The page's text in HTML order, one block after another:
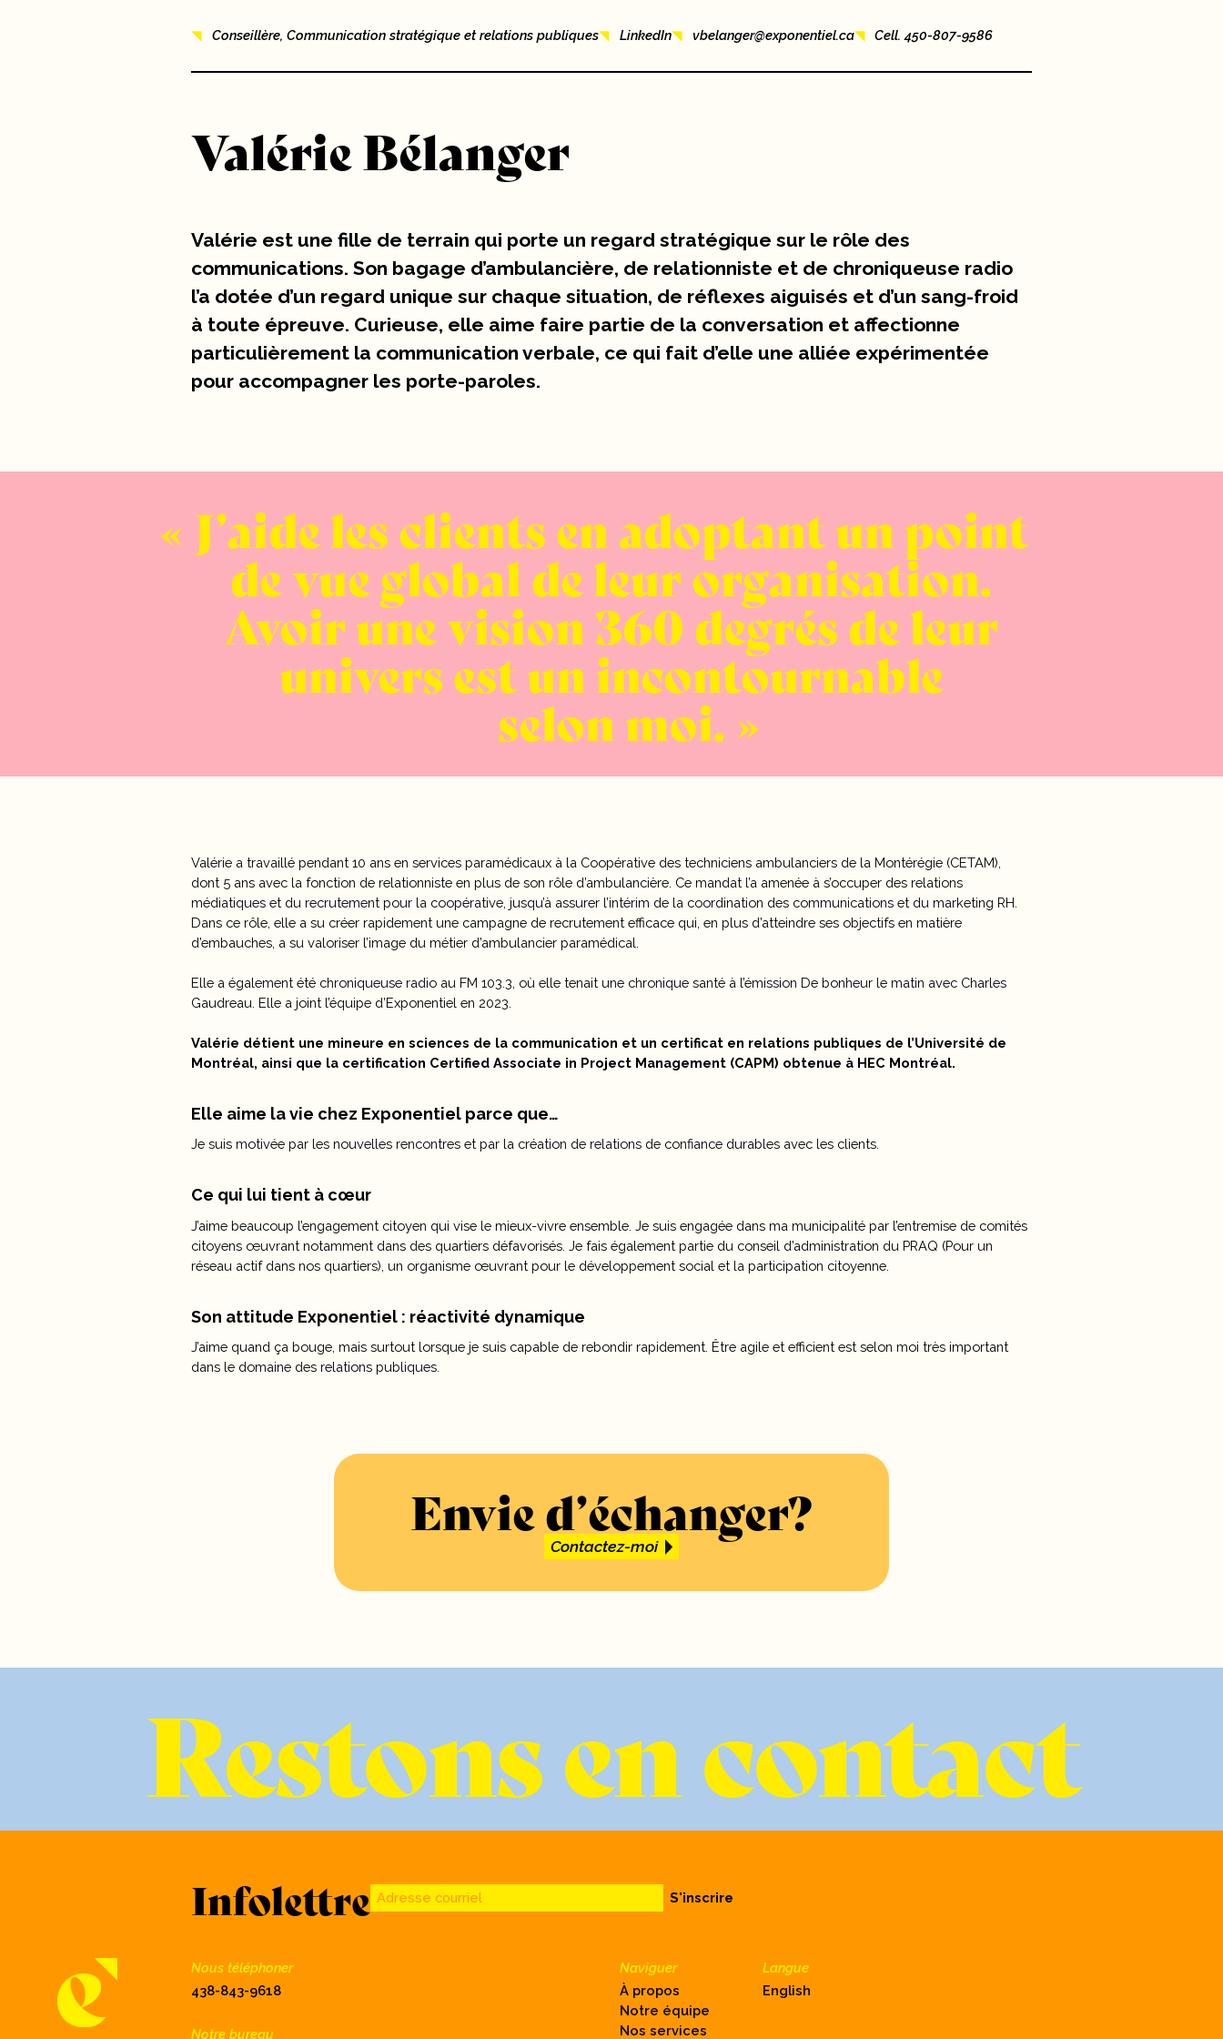
Nouvelles
10 ans
Carrières
Contact
Conseillère, Communication stratégique et relations publiques LinkedIn vbelanger@exponentiel.ca Cell. 450-807-9586
Valérie Bélanger
Valérie est une fille de terrain qui porte un regard stratégique sur le rôle des
communications. Son bagage d’ambulancière, de relationniste et de chroniqueuse radio
l’a dotée d’un regard unique sur chaque situation, de réflexes aiguisés et d’un sang-froid
à toute épreuve. Curieuse, elle aime faire partie de la conversation et affectionne
particulièrement la communication verbale, ce qui fait d’elle une alliée expérimentée
pour accompagner les porte-paroles.
J’aide les clients en adoptant un point
de vue global de leur organisation.
Avoir une vision 360 degrés de leur
univers est un incontournable
selon moi.
Valérie a travaillé pendant 10 ans en services paramédicaux à la Coopérative des techniciens ambulanciers de la Montérégie (CETAM),
dont 5 ans avec la fonction de relationniste en plus de son rôle d’ambulancière. Ce mandat l’a amenée à s’occuper des relations
médiatiques et du recrutement pour la coopérative, jusqu’à assurer l’intérim de la coordination des communications et du marketing RH.
Dans ce rôle, elle a su créer rapidement une campagne de recrutement efficace qui, en plus d’atteindre ses objectifs en matière
d’embauches, a su valoriser l’image du métier d’ambulancier paramédical.
Elle a également été chroniqueuse radio au FM 103.3, où elle tenait une chronique santé à l’émission De bonheur le matin avec Charles
Gaudreau. Elle a joint l’équipe d’Exponentiel en 2023.
Valérie détient une mineure en sciences de la communication et un certificat en relations publiques de l’Université de
Montréal, ainsi que la certification Certified Associate in Project Management (CAPM) obtenue à HEC Montréal.
Elle aime la vie chez Exponentiel parce que…
Je suis motivée par les nouvelles rencontres et par la création de relations de confiance durables avec les clients.
Ce qui lui tient à cœur
J’aime beaucoup l’engagement citoyen qui vise le mieux-vivre ensemble. Je suis engagée dans ma municipalité par l’entremise de comités
citoyens œuvrant notamment dans des quartiers défavorisés. Je fais également partie du conseil d’administration du PRAQ (Pour un
réseau actif dans nos quartiers), un organisme œuvrant pour le développement social et la participation citoyenne.
Son attitude Exponentiel : réactivité dynamique
J’aime quand ça bouge, mais surtout lorsque je suis capable de rebondir rapidement. Être agile et efficient est selon moi très important
dans le domaine des relations publiques.
Envie d’échanger?
Contactez-moi
Restons en contact
Infolettre Adresse courriel S'inscrire
Nous téléphoner
438-843-9618
Naviguer
À propos
Notre équipe
Nos services
Langue
English
Notre bureau